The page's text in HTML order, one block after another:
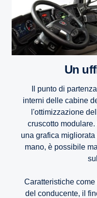
Un
Il punto di
interni delle cabine
l'ottimizzazione
cruscotto
una grafica
mano, è possibile
Caratteristiche
del conducente, il